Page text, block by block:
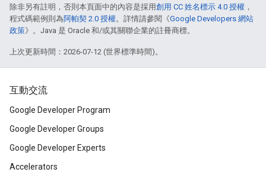
除非另有註明，否則本頁面中的內容是採用創用 CC 姓名標示 4.0 授權 ，
程式碼範例則為阿帕契 2.0 授權。詳情請參閱《Google Developers 網站
政策》。Java 是 Oracle 和/或其關聯企業的註冊商標。
上次更新時間：2026-07-12 (世界標準時間)。
互動交流
Google Developer Program
Google Developer Groups
Google Developer Experts
Accelerators